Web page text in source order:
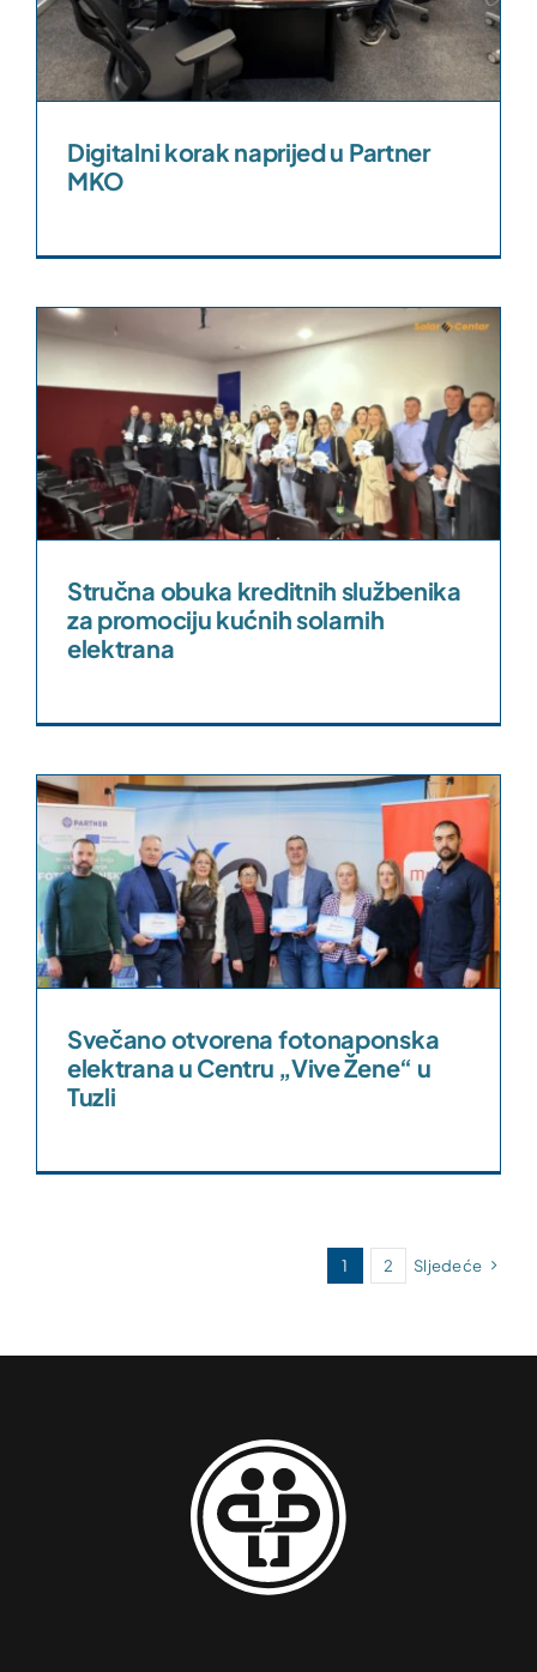
Digitalni korak naprijed u Partner
MKO
Stručna obuka kreditnih službenika
za promociju kućnih solarnih
elektrana
Svečano otvorena fotonaponska
elektrana u Centru „Vive Žene“ u
Tuzli
1 2 Sljedeće